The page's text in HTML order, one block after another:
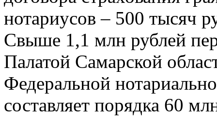
нотариусов – 500 тысяч
Свыше 1,1 млн рублей
Палатой Самарской
Федеральной
составляет порядка 60